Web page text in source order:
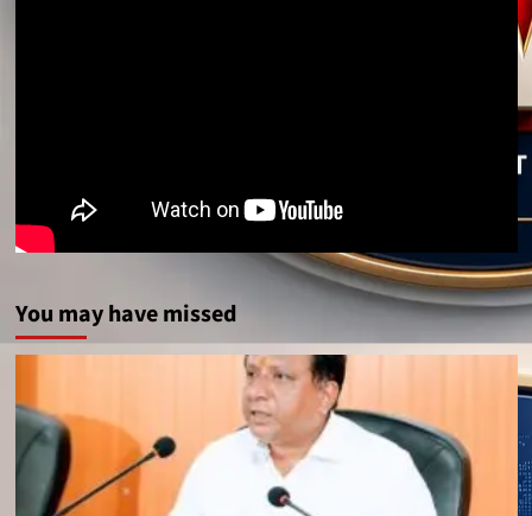
You may have missed